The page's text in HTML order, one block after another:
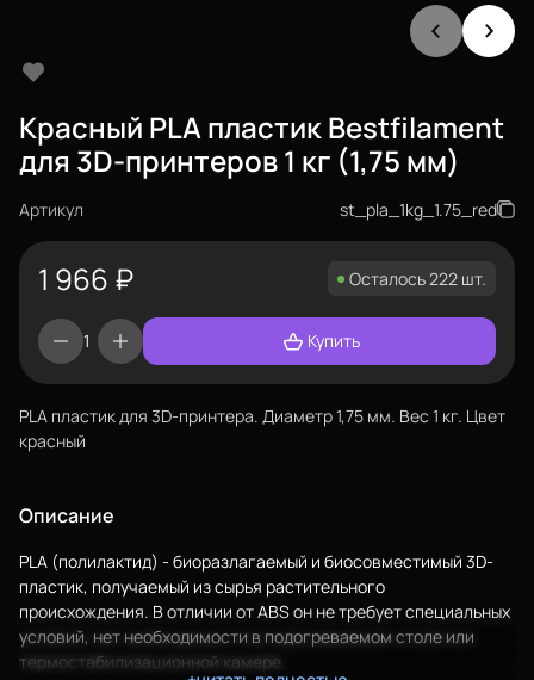
Красный PLA пластик Bestfilament
для 3D-принтеров 1 кг (1,75 мм)
Артикул st_pla_1kg_1.75_red
1 966 ₽ Осталось 222 шт.
Купить
PLA пластик для 3D-принтера. Диаметр 1,75 мм. Вес 1 кг. Цвет
красный
Описание
PLA (полилактид) - биоразлагаемый и биосовместимый 3D-
пластик, получаемый из сырья растительного
происхождения. В отличии от ABS он не требует специальных
условий, нет необходимости в подогреваемом столе или
термостабилизационной камере.
Еще
Войти